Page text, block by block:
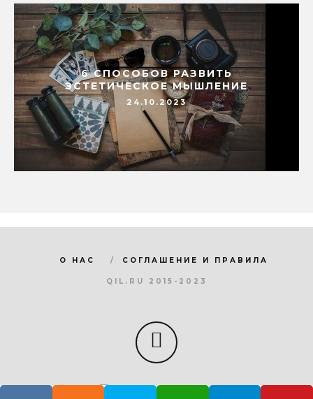
6 СПОСОБОВ РАЗВИТЬ
ЭСТЕТИЧЕСКОЕ МЫШЛЕНИЕ
24.10.2023
О НАС СОГЛАШЕНИЕ И ПРАВИЛА
QIL.RU 2015-2023